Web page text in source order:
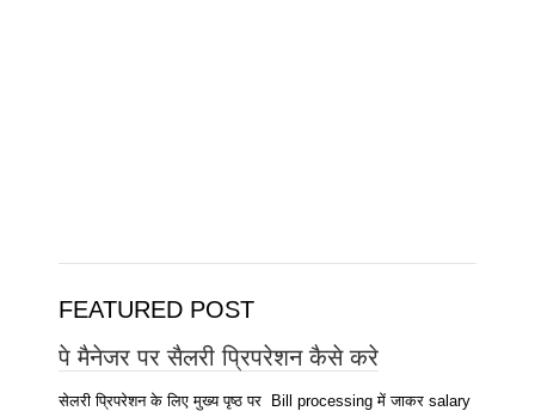
FEATURED POST
पे मैनेजर पर सैलरी प्रिपरेशन कैसे करे
सेलरी प्रिपरेशन के लिए मुख्य पृष्ठ पर Bill processing में जाकर salary